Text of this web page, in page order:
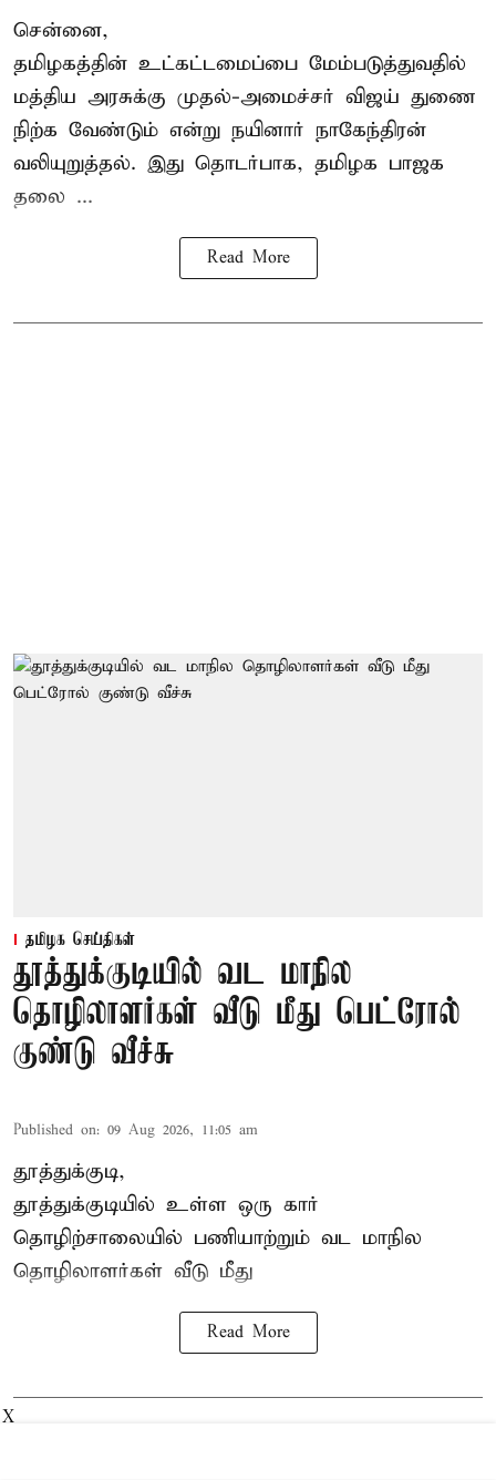
சென்னை,
தமிழகத்தின் உட்கட்டமைப்பை மேம்படுத்துவதில்
மத்திய அரசுக்கு முதல்-அமைச்சர் விஜய் துணை
நிற்க வேண்டும் என்று நயினார் நாகேந்திரன்
வலியுறுத்தல். இது தொடர்பாக, தமிழக பாஜக
தலை ...
Read More
தமிழக செய்திகள்
தூத்துக்குடியில் வட மாநில
தொழிலாளர்கள் வீடு மீது பெட்ரோல்
குண்டு வீச்சு
Published on: 09 Aug 2026, 11:05 am
தூத்துக்குடி,
தூத்துக்குடியில் உள்ள ஒரு கார்
தொழிற்சாலையில் பணியாற்றும் வட மாநில
தொழிலாளர்கள் வீடு மீது
Read More
X